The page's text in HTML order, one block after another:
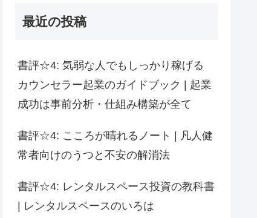
最近の投稿
書評☆4: 気弱な人でもしっかり稼げる
カウンセラー起業のガイドブック | 起業
成功は事前分析・仕組み構築が全て
書評☆4: こころが晴れるノート | 凡人健
常者向けのうつと不安の解消法
書評☆4: レンタルスペース投資の教科書
| レンタルスペースのいろは